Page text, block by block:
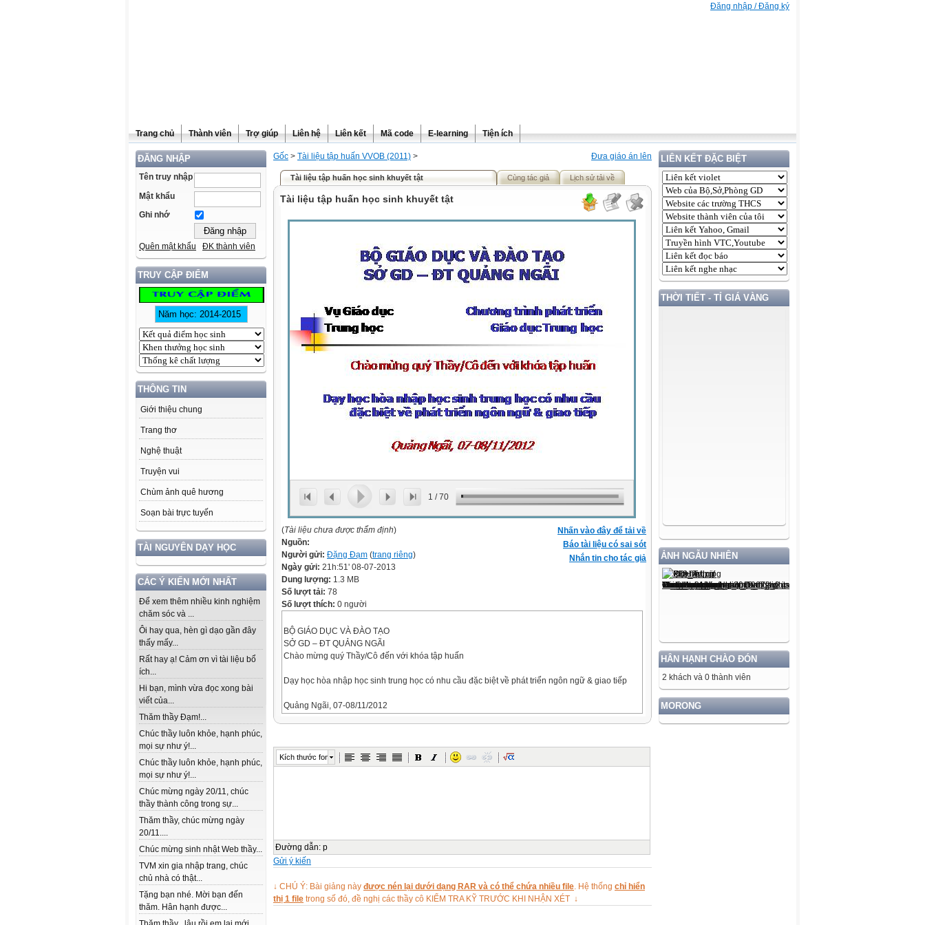
Đăng nhập / Đăng ký
Trang chủ Thành viên Trợ giúp Liên hệ Liên kết Mã code E-learning Tiện ích
ĐĂNG NHẬP
Tên truy nhập
Mật khẩu
Ghi nhớ
Quên mật khẩu ĐK thành viên
TRUY CẬP ĐIỂM
THÔNG TIN
Giới thiệu chung
Trang thơ
Nghệ thuật
Truyện vui
Chùm ảnh quê hương
Soạn bài trực tuyến
TÀI NGUYÊN DẠY HỌC
CÁC Ý KIẾN MỚI NHẤT
Để xem thêm nhiều kinh nghiệm
chăm sóc và ...
Ôi hay qua, hèn gì dạo gần đây
thấy mấy...
Rất hay ạ! Cảm ơn vì tài liệu bổ
ích...
Hi bạn, mình vừa đọc xong bài
viết của...
Thăm thầy Đạm!...
Chúc thầy luôn khỏe, hạnh phúc,
mọi sự như ý!...
Chúc thầy luôn khỏe, hạnh phúc,
mọi sự như ý!...
Chúc mừng ngày 20/11, chúc
thầy thành công trong sự...
Thăm thầy, chúc mừng ngày
20/11....
Chúc mừng sinh nhật Web thầy...
TVM xin gia nhập trang, chúc
chủ nhà có thật...
Tặng bạn nhé. Mời bạn đến
thăm. Hân hạnh được...
LIÊN KẾT ĐẶC BIỆT
THỜI TIẾT - TỈ GIÁ VÀNG
ẢNH NGẪU NHIÊN
HÂN HẠNH CHÀO ĐÓN
2 khách và 0 thành viên
MORONG
Đưa giáo án lên
Gốc > Tài liệu tập huấn VVOB (2011) >
Tài liệu tập huấn học sinh khuyết tật Cùng tác giả Lịch sử tải về
Tài liệu tập huấn học sinh khuyết tật
1 /70
Nhấn vào đây để tải về
Báo tài liệu có sai sót
Nhắn tin cho tác giả
(Tài liệu chưa được thẩm định)
Nguồn:
Người gửi: Đặng Đạm (trang riêng)
Ngày gửi: 21h:51' 08-07-2013
Dung lượng: 1.3 MB
Số lượt tải: 78
Số lượt thích: 0 người
BỘ GIÁO DỤC VÀ ĐÀO TẠO
SỞ GD – ĐT QUẢNG NGÃI
Chào mừng quý Thầy/Cô đến với khóa tập huấn
Dạy học hòa nhập học sinh trung học có nhu cầu đặc biệt về phát triển ngôn ngữ & giao tiếp
Quảng Ngãi, 07-08/11/2012
Thực hiện một số hỗ trợ giáo dục cá nhân;
Trình bày & mô tả một số kĩ thuật dạy học ở lớp hòa nhập;
Dạy học ở lớp hòa nhập
Đánh giá trong giáo dục học sinh
Trao đổi – phản hồi
Phương pháp
Tập huấn cùng tham gia
Nghiên cứu tài liệu
Kích thước font
Đường dẫn: p
Gửi ý kiến
↓ CHÚ Ý: Bài giảng này được nén lại dưới dạng RAR và có thể chứa nhiều file . Hệ thống chỉ hiển
thị 1 file trong số đó, đề nghị các thầy cô KIỂM TRA KỸ TRƯỚC KHI NHẬN XÉT ↓